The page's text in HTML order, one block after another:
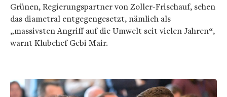
Grünen, Regierungspartner von Zoller-Frischauf, sehen
das diametral entgegengesetzt, nämlich als
„massivsten Angriff auf die Umwelt seit vielen Jahren“,
warnt Klubchef Gebi Mair.